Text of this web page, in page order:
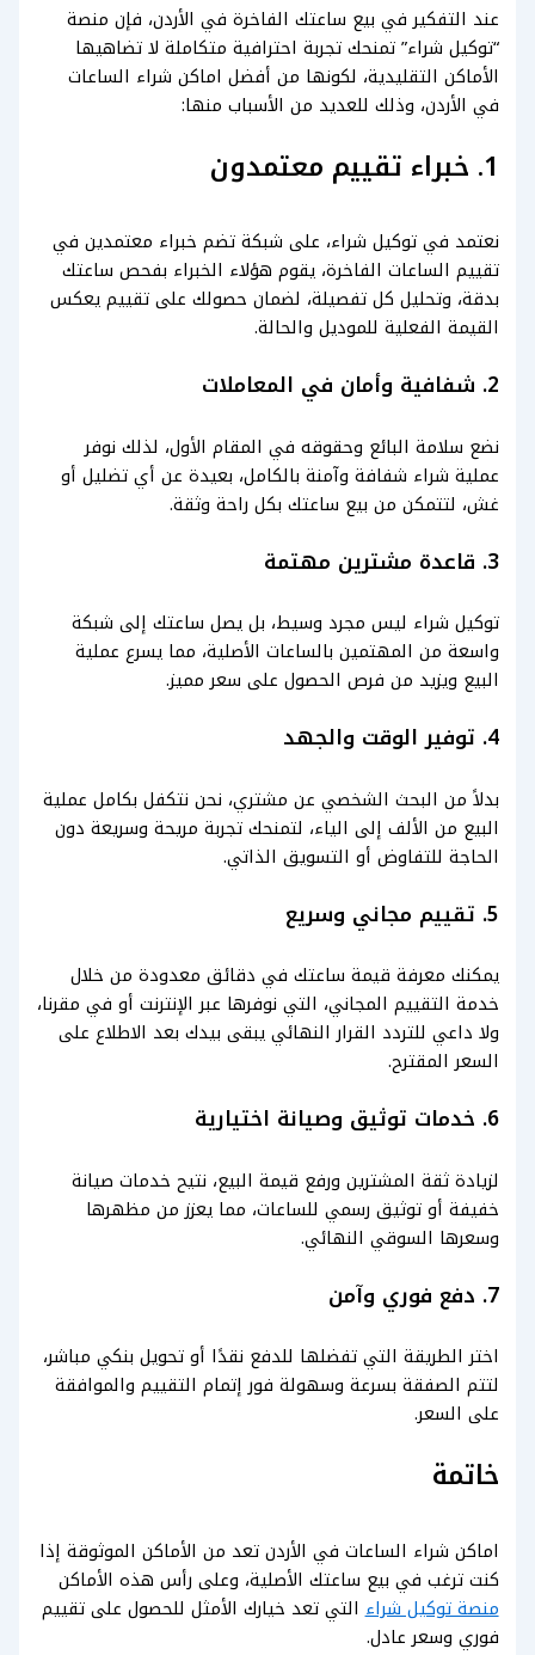
عند التفكير في بيع ساعتك الفاخرة في الأردن، فإن منصة
“توكيل شراء” تمنحك تجربة احترافية متكاملة لا تضاهيها
الأماكن التقليدية، لكونها من أفضل اماكن شراء الساعات
في الأردن، وذلك للعديد من الأسباب منها:
1. خبراء تقييم معتمدون
نعتمد في توكيل شراء، على شبكة تضم خبراء معتمدين في
تقييم الساعات الفاخرة، يقوم هؤلاء الخبراء بفحص ساعتك
بدقة، وتحليل كل تفصيلة، لضمان حصولك على تقييم يعكس
القيمة الفعلية للموديل والحالة.
2. شفافية وأمان في المعاملات
نضع سلامة البائع وحقوقه في المقام الأول، لذلك نوفر
عملية شراء شفافة وآمنة بالكامل، بعيدة عن أي تضليل أو
غش، لتتمكن من بيع ساعتك بكل راحة وثقة.
3. قاعدة مشترين مهتمة
توكيل شراء ليس مجرد وسيط، بل يصل ساعتك إلى شبكة
واسعة من المهتمين بالساعات الأصلية، مما يسرع عملية
البيع ويزيد من فرص الحصول على سعر مميز.
4. توفير الوقت والجهد
بدلاً من البحث الشخصي عن مشتري، نحن نتكفل بكامل عملية
البيع من الألف إلى الياء، لتمنحك تجربة مريحة وسريعة دون
الحاجة للتفاوض أو التسويق الذاتي.
5. تقييم مجاني وسريع
يمكنك معرفة قيمة ساعتك في دقائق معدودة من خلال
خدمة التقييم المجاني، التي نوفرها عبر الإنترنت أو في مقرنا،
ولا داعي للتردد القرار النهائي يبقى بيدك بعد الاطلاع على
السعر المقترح.
6. خدمات توثيق وصيانة اختيارية
لزيادة ثقة المشترين ورفع قيمة البيع، نتيح خدمات صيانة
خفيفة أو توثيق رسمي للساعات، مما يعزز من مظهرها
وسعرها السوقي النهائي.
7. دفع فوري وآمن
اختر الطريقة التي تفضلها للدفع نقدًا أو تحويل بنكي مباشر،
لتتم الصفقة بسرعة وسهولة فور إتمام التقييم والموافقة
على السعر.
خاتمة
اماكن شراء الساعات في الأردن تعد من الأماكن الموثوقة إذا
كنت ترغب في بيع ساعتك الأصلية، وعلى رأس هذه الأماكن
منصة توكيل شراءالتي تعد خيارك الأمثل للحصول على تقييم
فوري وسعر عادل.